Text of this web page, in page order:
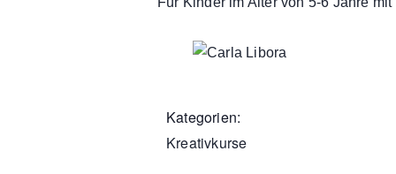
Kategorien:
Kreativkurse